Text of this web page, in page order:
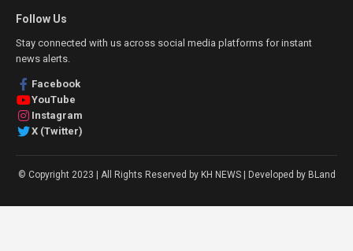
Follow Us
Stay connected with us across social media platforms for instant
news alerts.
Facebook
YouTube
Instagram
X (Twitter)
© Copyright 2023 | All Rights Reserved by KH NEWS | Developed by BLand